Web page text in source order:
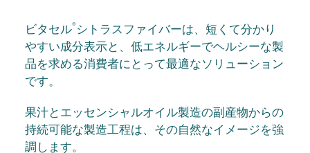
ビタセル®シトラスファイバーは、短くて分かり
やすい成分表示と、低エネルギーでヘルシーな製
品を求める消費者にとって最適なソリューション
です。
果汁とエッセンシャルオイル製造の副産物からの
持続可能な製造工程は、その自然なイメージを強
調します。